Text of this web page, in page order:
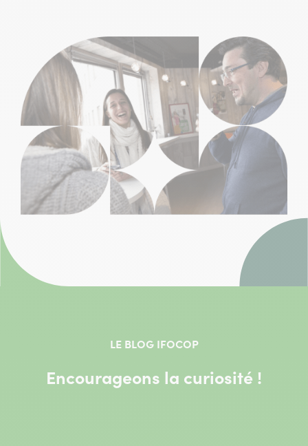
LE BLOG IFOCOP
Encourageons la curiosité !